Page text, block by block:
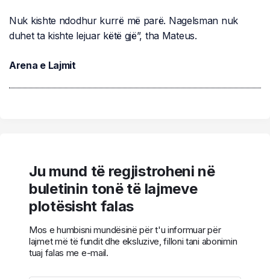
Nuk kishte ndodhur kurrë më parë. Nagelsman nuk
duhet ta kishte lejuar këtë gjë”, tha Mateus.
Arena e Lajmit
Ju mund të regjistroheni në
buletinin tonë të lajmeve
plotësisht falas
Mos e humbisni mundësinë për t'u informuar për
lajmet më të fundit dhe eksluzive, filloni tani abonimin
tuaj falas me e-mail.